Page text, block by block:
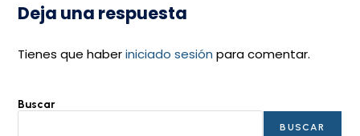
Deja una respuesta
Tienes que haberiniciado sesión para comentar.
Buscar
BUSCAR